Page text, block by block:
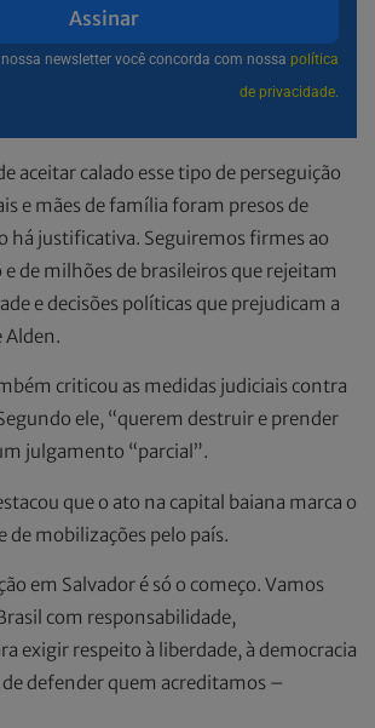
Assinar
newsletter você concorda com nossa política
de privacidade.
aceitar calado esse tipo de perseguição
e mães de família foram presos de
há justificativa. Seguiremos firmes ao
de milhões de brasileiros que rejeitam
e decisões políticas que prejudicam a
Alden.
criticou as medidas judiciais contra
ele, “querem destruir e prender
julgamento “parcial”.
que o ato na capital baiana marca o
de mobilizações pelo país.
em Salvador é só o começo. Vamos
com responsabilidade,
exigir respeito à liberdade, à democracia
defender quem acreditamos –